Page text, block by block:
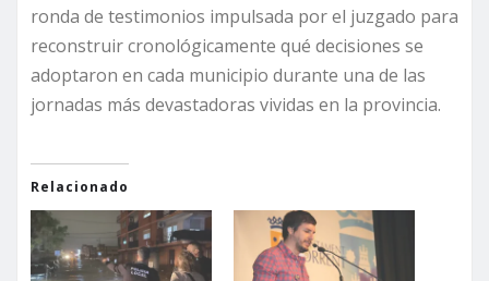
ronda de testimonios impulsada por el juzgado para
reconstruir cronológicamente qué decisiones se
adoptaron en cada municipio durante una de las
jornadas más devastadoras vividas en la provincia.
Relacionado